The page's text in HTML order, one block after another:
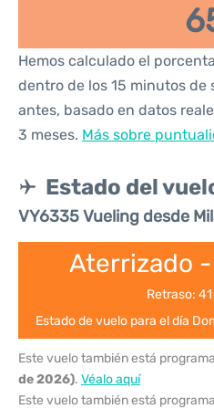
Hemos calculado el
dentro de los 15 minutos de
antes, basado en datos
3 meses. Más sobre
Estado del
VY6335 Vueling desde
Aterrizado
Retraso:
Estado de vuelo para el día
Este vuelo también está
de 2026). Véalo aquí
Este vuelo también está